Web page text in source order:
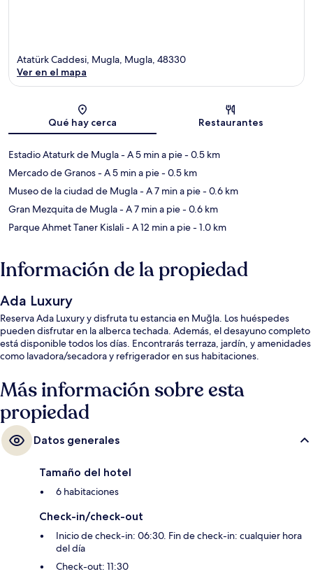
Sección del mapa
Atatürk Caddesi, Mugla, Mugla, 48330
Ver en el mapa
Qué hay cerca Restaurantes
Estadio Ataturk de Mugla- A 5 min a pie- 0.5 km
Mercado de Granos- A 5 min a pie- 0.5 km
Museo de la ciudad de Mugla- A 7 min a pie- 0.6 km
Gran Mezquita de Mugla- A 7 min a pie- 0.6 km
Parque Ahmet Taner Kislali- A 12 min a pie- 1.0 km
Información de la propiedad
Ada Luxury
Reserva Ada Luxury y disfruta tu estancia en Muğla. Los huéspedes
pueden disfrutar en la alberca techada. Además, el desayuno completo
está disponible todos los días. Encontrarás terraza, jardín, y amenidades
como lavadora/secadora y refrigerador en sus habitaciones.
Más información sobre esta
propiedad
Datos generales
Tamaño del hotel
6 habitaciones
Check-in/check-out
Inicio de check-in: 06:30. Fin de check-in: cualquier hora
del día
Check-out: 11:30